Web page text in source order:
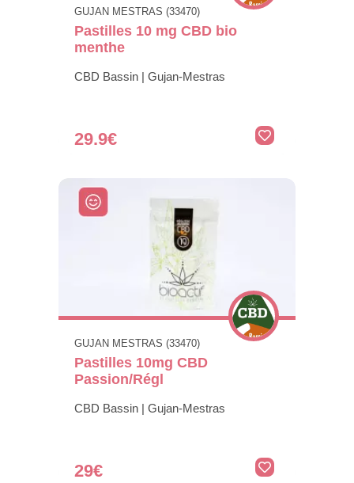
GUJAN MESTRAS (33470)
Pastilles 10 mg CBD bio
menthe
CBD Bassin | Gujan-Mestras
29.9€
GUJAN MESTRAS (33470)
Pastilles 10mg CBD
Passion/Régl
CBD Bassin | Gujan-Mestras
29€